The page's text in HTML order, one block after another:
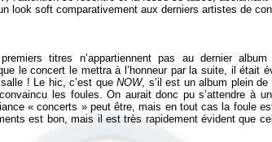
look soft comparativement aux derniers artistes de
titres n’appartiennent pas au dernier
le concert le mettra à l’honneur par la suite, il était
! Le hic, c’est queNOW, s’il est un album plein de
les foules. On aurait donc pu s’attendre à
« concerts » peut être, mais en tout cas la foule
est bon, mais il est très rapidement évident que